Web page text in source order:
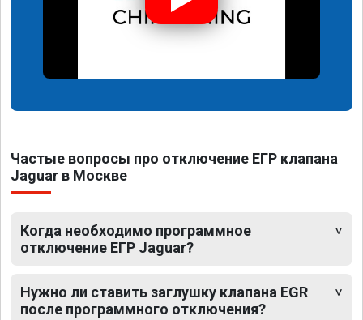
Частые вопросы про отключение ЕГР клапана
Jaguar в Москве
Когда необходимо программное
отключение ЕГР Jaguar?
Нужно ли ставить заглушку клапана EGR
после программного отключения?